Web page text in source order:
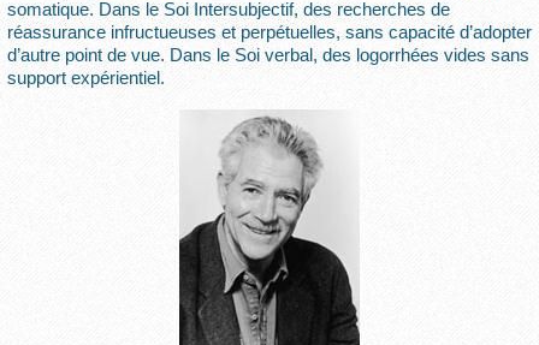
somatique. Dans le Soi Intersubjectif, des recherches de
réassurance infructueuses et perpétuelles, sans capacité d’adopter
d’autre point de vue. Dans le Soi verbal, des logorrhées vides sans
support expérientiel.